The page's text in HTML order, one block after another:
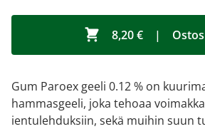
8,20 € |
Gum Paroex geeli 0.12 % on
hammasgeeli, joka tehoaa
ientulehduksiin, sekä muihin suun